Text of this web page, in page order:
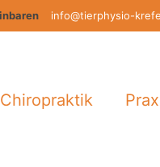
info@tierphysio-
Chiropraktik